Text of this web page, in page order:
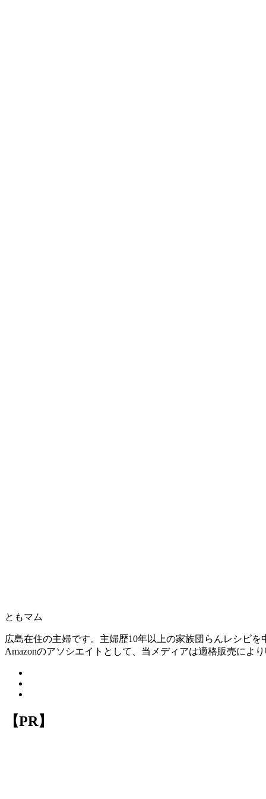
ともマム
広島在住の主婦です。主婦歴10年以上の家族団らんレシピ
Amazonのアソシエイトとして、当メディアは適格販売によ
【PR】